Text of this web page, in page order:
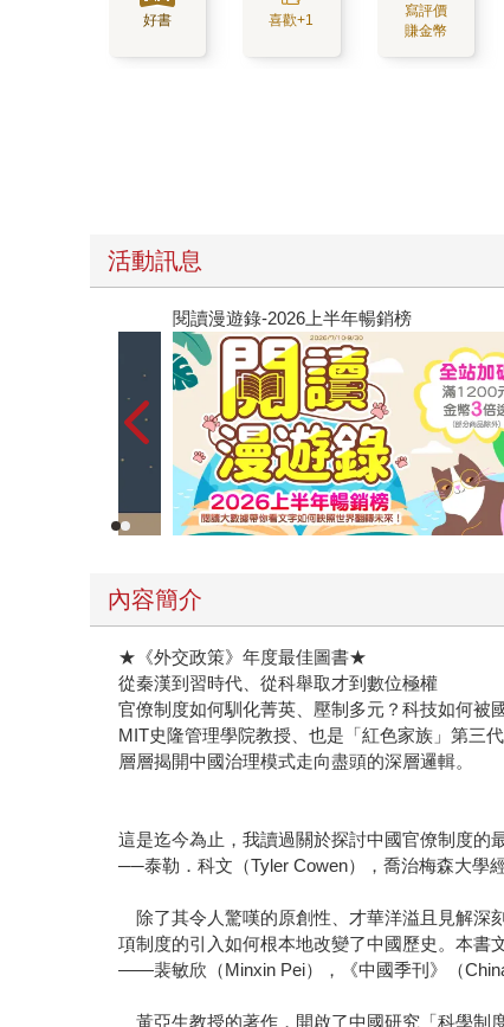
好書 喜歡+1
寫評價
賺金幣
活動訊息
閱讀漫遊錄-2026上半年暢銷榜
內容簡介
★《外交政策》年度最佳圖書★
從秦漢到習時代、從科舉取才到數位極權
官僚制度如何馴化菁英、壓制多元？科技如何被
MIT史隆管理學院教授、也是「紅色家族」第三代
層層揭開中國治理模式走向盡頭的深層邏輯。
這是迄今為止，我讀過關於探討中國官僚制度的
──泰勒．科文（Tyler Cowen），喬治梅森大學
除了其令人驚嘆的原創性、才華洋溢且見解深
項制度的引入如何根本地改變了中國歷史。本
——裴敏欣（Minxin Pei），《中國季刊》（China
黃亞生教授的著作，開啟了中國研究「科學制